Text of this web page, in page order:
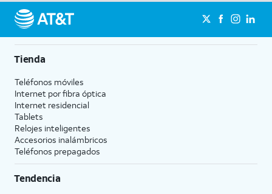
Tienda
Teléfonos móviles
Internet por fibra óptica
Internet residencial
Tablets
Relojes inteligentes
Accesorios inalámbricos
Teléfonos prepagados
Tendencia